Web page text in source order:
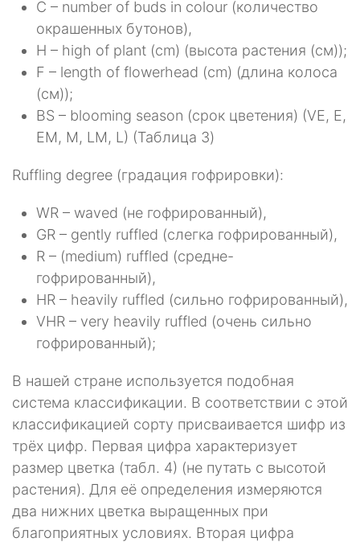
C – number of buds in colour (количество
окрашенных бутонов),
H – high of plant (cm) (высота растения (см));
F – length of flowerhead (cm) (длина колоса
(см));
BS – blooming season (срок цветения) (VE, E,
EM, M, LM, L) (Таблица 3)
Ruffling degree (градация гофрировки):
WR – waved (не гофрированный),
GR – gently ruffled (слегка гофрированный),
R – (medium) ruffled (средне-
гофрированный),
HR – heavily ruffled (сильно гофрированный),
VHR – very heavily ruffled (очень сильно
гофрированный);
В нашей стране используется подобная
система классификации. В соответствии с этой
классификацией сорту присваивается шифр из
трёх цифр. Первая цифра характеризует
размер цветка (табл. 4) (не путать с высотой
растения). Для её определения измеряются
два нижних цветка выращенных при
благоприятных условиях. Вторая цифра